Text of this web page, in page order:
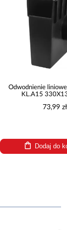
Odwodnienie
KL.A15
73,99 zł
Dodaj do